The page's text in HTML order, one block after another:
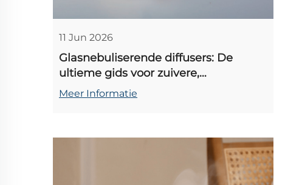
11 Jun 2026
Glasnebuliserende diffusers: De
ultieme gids voor zuivere,
onverdunde aromatherapie thuis
Meer Informatie